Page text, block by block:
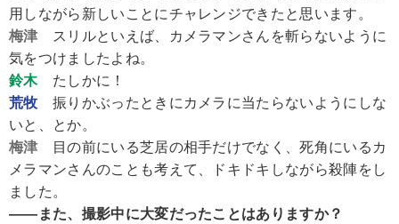
用しながら新しいことにチャレンジできたと思います。
梅津 スリルといえば、カメラマンさんを斬らないように
気をつけましたよね。
鈴木たしかに！
荒牧振りかぶったときにカメラに当たらないようにしな
いと、とか。
梅津 目の前にいる芝居の相手だけでなく、死角にいるカ
メラマンさんのことも考えて、ドキドキしながら殺陣をし
ました。
――また、撮影中に大変だったことはありますか？